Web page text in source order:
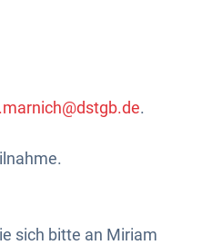
.
sich bitte an Miriam